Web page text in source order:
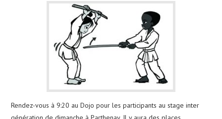
Rendez-vous à 9:20 au Dojo pour les participants au stage inter